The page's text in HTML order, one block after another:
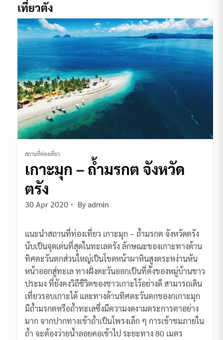
เที่ยวตัง
สถานที่ท่องเที่ยว
เกาะมุก – ถ้ำมรกต จังหวัด
ตรัง
30 Apr 2020 Byadmin
แนะนำสถานที่ท่องเที่ยว เกาะมุก – ถ้ำมรกต จังหวัดตรัง
นับเป็นจุดเด่นที่สุดในทะเลตรัง ลักษณะของเกาะทางด้าน
ทิศตะวันตกส่วนใหญ่เป็นโขดหน้าผาหินสูงตระหง่านหัน
หน้าออกสู่ทะเล ทางฝั่งตะวันออกเป็นที่ตั้งของหมู่บ้านชาว
ประมง ที่ยังคงวิถีชีวิตของชาวเกาะไว้อย่างดี สามารถเดิน
เที่ยวรอบเกาะได้ และทางด้านทิศตะวันตกของกเกาะมุก
มีถ้ำมรกตหรือถ้ำทะเลซึ่งมีความงดงามตระการตาอย่าง
มาก จากปากทางเข้าถ้ำเป็นโพรงเล็ก ๆ การเข้าชมภายใน
ถ้ำ จะต้องว่ายน้ำลอยคอเข้าไป ระยะทาง 80 เมตร